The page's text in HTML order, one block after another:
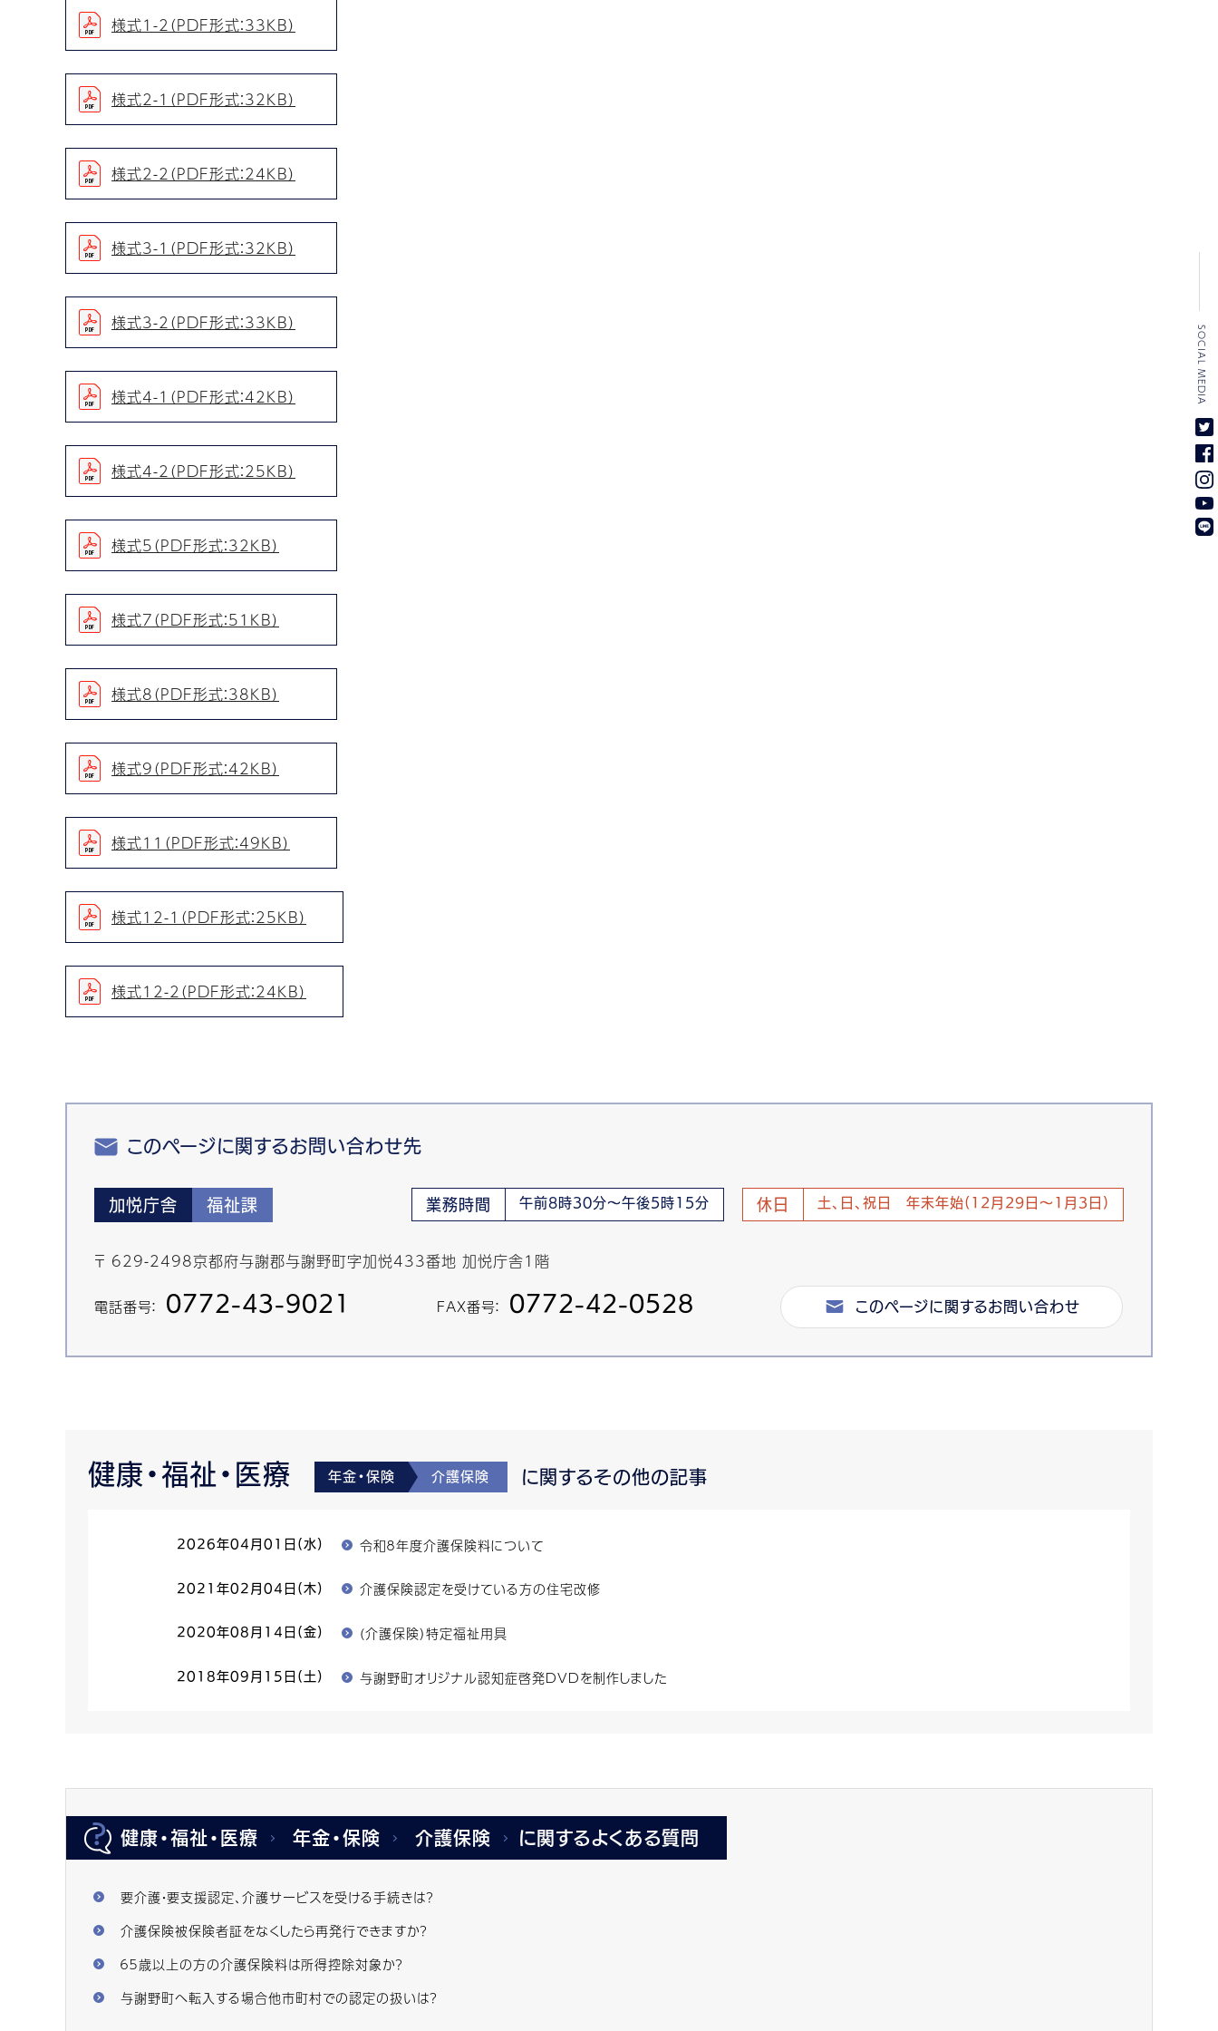
様式1-2（PDF形式：33KB）
様式2-1（PDF形式：32KB）
様式2-2（PDF形式：24KB）
様式3-1（PDF形式：32KB）
様式3-2（PDF形式：33KB）
様式4-1（PDF形式：42KB）
様式4-2（PDF形式：25KB）
様式5（PDF形式：32KB）
様式7（PDF形式：51KB）
様式8（PDF形式：38KB）
様式9（PDF形式：42KB）
様式11（PDF形式：49KB）
様式12-1（PDF形式：25KB）
様式12-2（PDF形式：24KB）
このページに関するお問い合わせ先
加悦庁舎 福祉課 業務時間 午前8時30分～午後5時15分 休日 土、日、祝日 年末年始(12月29日～1月3日)
〒 629-2498京都府与謝郡与謝野町字加悦433番地 加悦庁舎1階
電話番号： 0772-43-9021 FAX番号： 0772-42-0528 このページに関するお問い合わせ
健康・福祉・医療 年金・保険 介護保険 に関するその他の記事
2026年04月01日(水) 令和８年度介護保険料について
2021年02月04日(木) 介護保険認定を受けている方の住宅改修
2020年08月14日(金) (介護保険）特定福祉用具
2018年09月15日(土) 与謝野町オリジナル認知症啓発DVDを制作しました
健康・福祉・医療 年金・保険 介護保険 に関するよくある質問
要介護・要支援認定、介護サービスを受ける手続きは？
介護保険被保険者証をなくしたら再発行できますか？
６５歳以上の方の介護保険料は所得控除対象か？
与謝野町へ転入する場合他市町村での認定の扱いは？
SOCIAL MEDIA